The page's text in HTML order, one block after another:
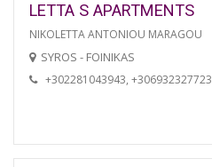
LETTA S APARTMENTS
NIKOLETTA ANTONIOU MARAGOU
SYROS - FOINIKAS
+302281043943, +306932327723